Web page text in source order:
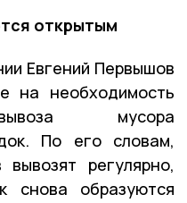
открытым
Евгений Первышов
на необходимость
мусора
По его словам,
регулярно,
снова образуются